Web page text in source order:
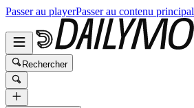
Passer au playerPasser au contenu principal
Rechercher